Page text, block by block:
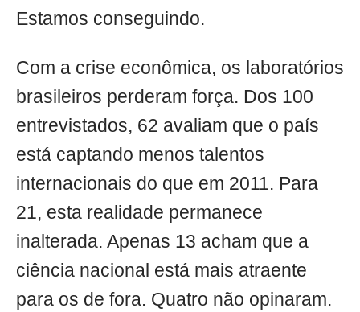
Estamos conseguindo.
Com a crise econômica, os laboratórios
brasileiros perderam força. Dos 100
entrevistados, 62 avaliam que o país
está captando menos talentos
internacionais do que em 2011. Para
21, esta realidade permanece
inalterada. Apenas 13 acham que a
ciência nacional está mais atraente
para os de fora. Quatro não opinaram.